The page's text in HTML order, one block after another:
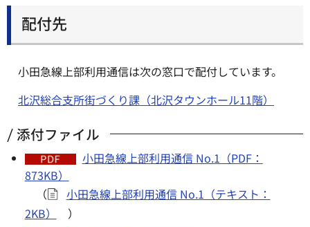
配付先
小田急線上部利用通信は次の窓口で配付しています。
北沢総合支所街づくり課（北沢タウンホール11階）
添付ファイル
小田急線上部利用通信 No.1（PDF：
873KB）
（
小田急線上部利用通信 No.1（テキスト：
2KB）
）